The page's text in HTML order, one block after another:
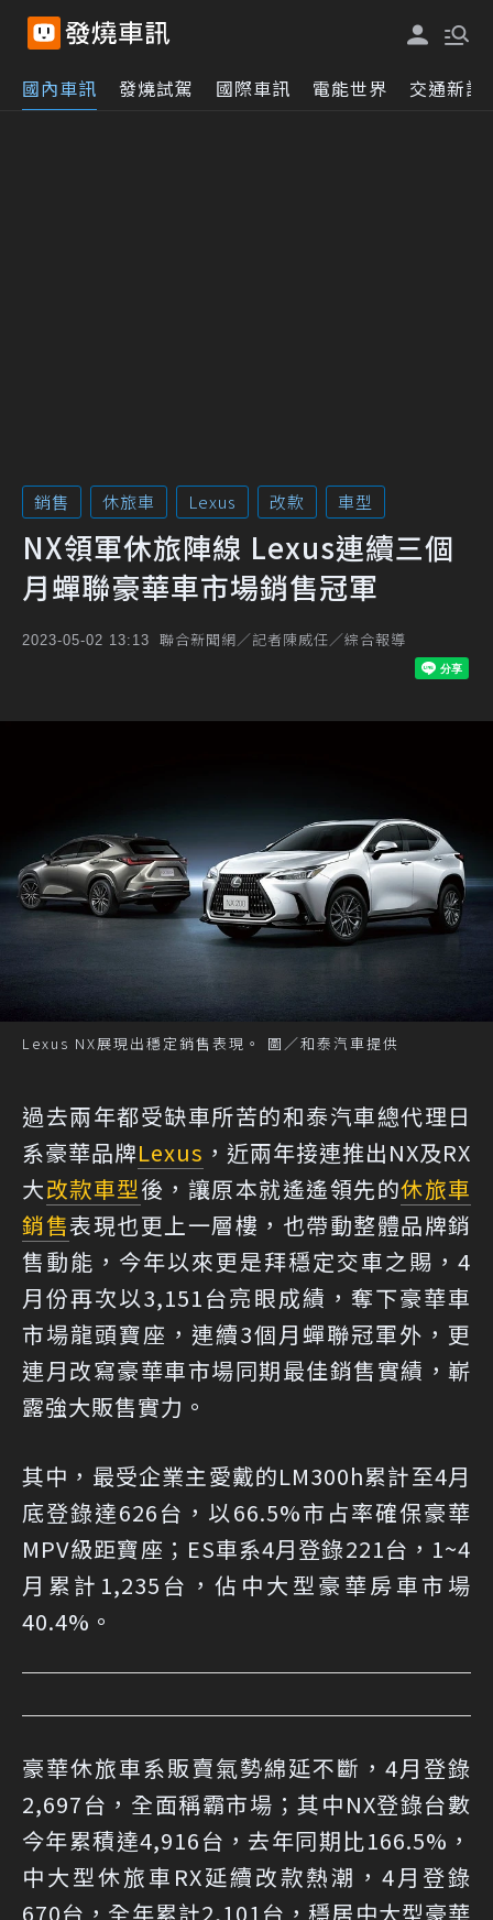
國內車訊 發燒試駕 國際車訊 電能世界 交通新訊
銷售 休旅車 Lexus 改款 車型
NX領軍休旅陣線 Lexus連續三個
月蟬聯豪華車市場銷售冠軍
2023-05-02 13:13 聯合新聞網／記者陳威任／綜合報導
Lexus NX展現出穩定銷售表現。 圖／和泰汽車提供
過去兩年都受缺車所苦的和泰汽車總代理日
系豪華品牌Lexus ，近兩年接連推出NX及RX
大改款車型後，讓原本就遙遙領先的休旅車
銷售表現也更上一層樓，也帶動整體品牌銷
售動能，今年以來更是拜穩定交車之賜，4
月份再次以3,151台亮眼成績，奪下豪華車
市場龍頭寶座，連續3個月蟬聯冠軍外，更
連月改寫豪華車市場同期最佳銷售實績，嶄
露強大販售實力。
其中，最受企業主愛戴的LM300h累計至4月
底登錄達626台，以66.5%市占率確保豪華
MPV級距寶座；ES車系4月登錄221台，1~4
月累計1,235台，佔中大型豪華房車市場
40.4%。
豪華休旅車系販賣氣勢綿延不斷，4月登錄
2,697台，全面稱霸市場；其中NX登錄台數
今年累積達4,916台，去年同期比166.5%，
中大型休旅車RX延續改款熱潮，4月登錄
670台，全年累計2,101台，穩居中大型豪華